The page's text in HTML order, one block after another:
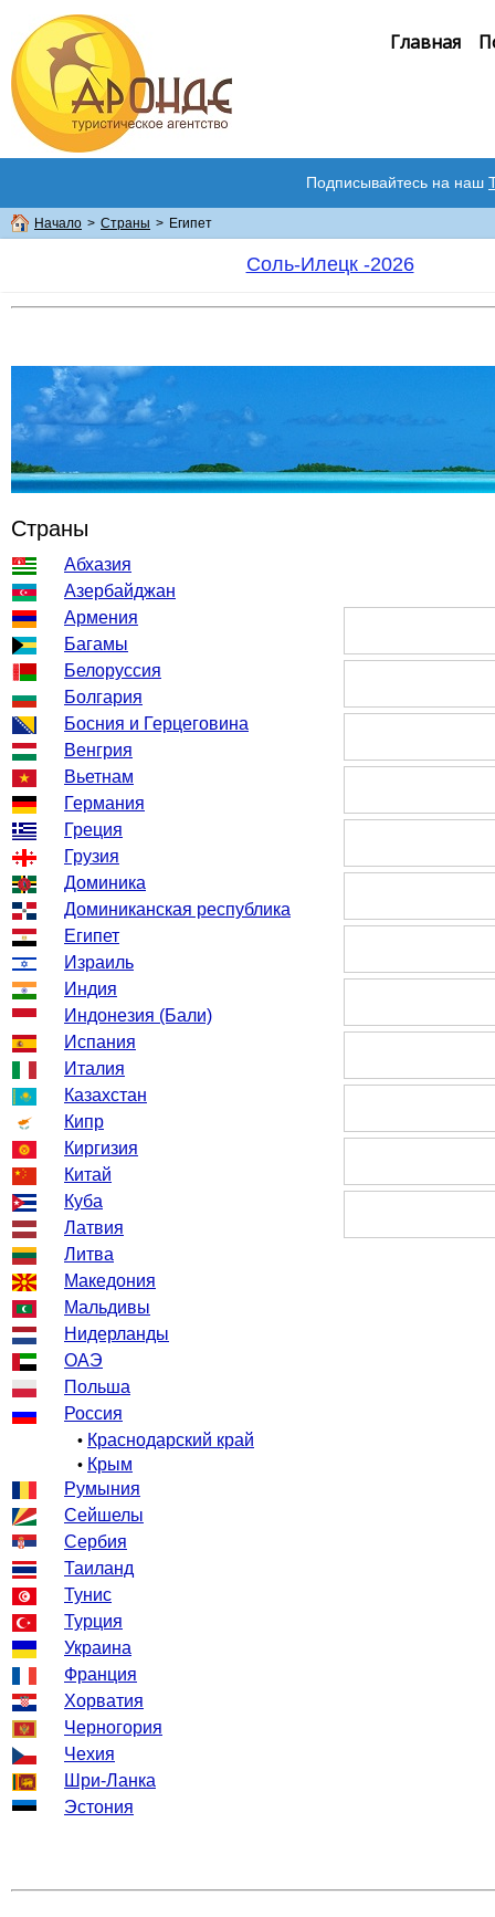
Главная
Подписывайтесь на наш
Начало > Страны > Египет
Соль-Илецк -2026
Страны
Абхазия
Азербайджан
Армения
Багамы
Белоруссия
Болгария
Босния и Герцеговина
Венгрия
Вьетнам
Германия
Греция
Грузия
Доминика
Доминиканская республика
Египет
Израиль
Индия
Индонезия (Бали)
Испания
Италия
Казахстан
Кипр
Киргизия
Китай
Куба
Латвия
Литва
Македония
Мальдивы
Нидерланды
ОАЭ
Польша
Россия
• Краснодарский край
• Крым
Румыния
Сейшелы
Сербия
Таиланд
Тунис
Турция
Украина
Франция
Хорватия
Черногория
Чехия
Шри-Ланка
Эстония